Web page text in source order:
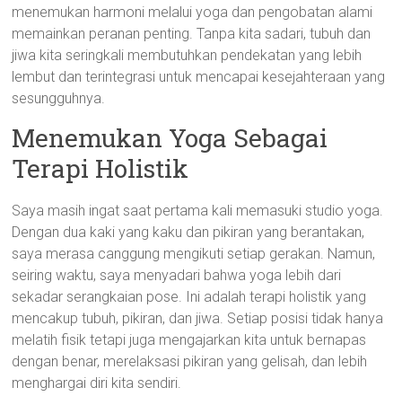
menemukan harmoni melalui yoga dan pengobatan alami
memainkan peranan penting. Tanpa kita sadari, tubuh dan
jiwa kita seringkali membutuhkan pendekatan yang lebih
lembut dan terintegrasi untuk mencapai kesejahteraan yang
sesungguhnya.
Menemukan Yoga Sebagai
Terapi Holistik
Saya masih ingat saat pertama kali memasuki studio yoga.
Dengan dua kaki yang kaku dan pikiran yang berantakan,
saya merasa canggung mengikuti setiap gerakan. Namun,
seiring waktu, saya menyadari bahwa yoga lebih dari
sekadar serangkaian pose. Ini adalah terapi holistik yang
mencakup tubuh, pikiran, dan jiwa. Setiap posisi tidak hanya
melatih fisik tetapi juga mengajarkan kita untuk bernapas
dengan benar, merelaksasi pikiran yang gelisah, dan lebih
menghargai diri kita sendiri.